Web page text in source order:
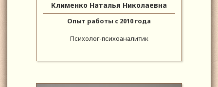
Клименко Наталья Николаевна
Опыт работы с 2010 года
Психолог-психоаналитик